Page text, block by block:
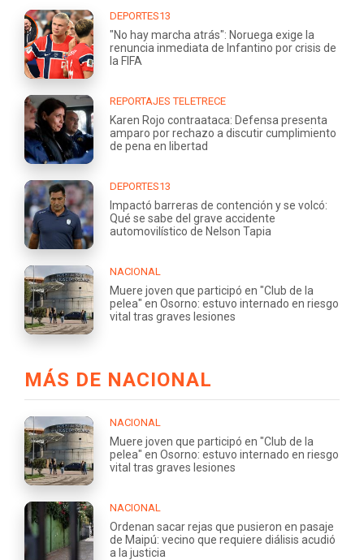
DEPORTES13
"No hay marcha atrás": Noruega exige la
renuncia inmediata de Infantino por crisis de
la FIFA
REPORTAJES TELETRECE
Karen Rojo contraataca: Defensa presenta
amparo por rechazo a discutir cumplimiento
de pena en libertad
DEPORTES13
Impactó barreras de contención y se volcó:
Qué se sabe del grave accidente
automovilístico de Nelson Tapia
NACIONAL
Muere joven que participó en "Club de la
pelea" en Osorno: estuvo internado en riesgo
vital tras graves lesiones
MÁS DE NACIONAL
NACIONAL
Muere joven que participó en "Club de la
pelea" en Osorno: estuvo internado en riesgo
vital tras graves lesiones
NACIONAL
Ordenan sacar rejas que pusieron en pasaje
de Maipú: vecino que requiere diálisis acudió
a la justicia